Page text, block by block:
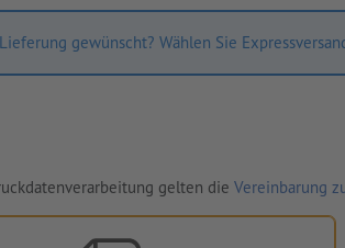
gewünscht? Wählen Sie
gelten die Vereinbarung